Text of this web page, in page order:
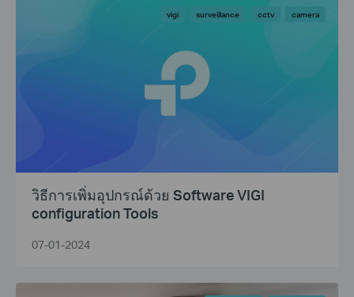
vigi surveillance cctv camera
วิธีการเพิ่มอุปกรณ์ด้วย Software VIGI
configuration Tools
07-01-2024